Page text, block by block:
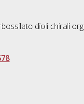
dioli chirali